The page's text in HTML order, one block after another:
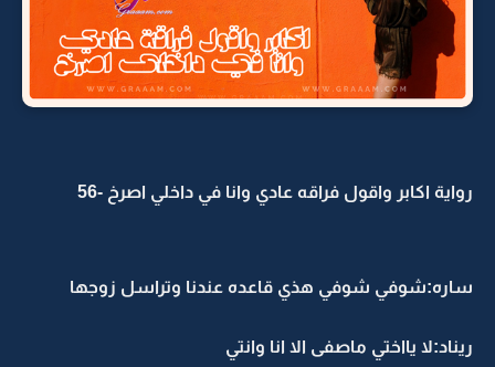
رواية اكابر واقول فراقه عادي وانا في داخلي اصرخ -56
ساره:شوفي شوفي هذي قاعده عندنا وتراسل زوجها
ريناد:لا يااختي ماصفى الا انا وانتي